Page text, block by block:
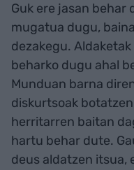
Guk ere jasan behar
mugatua dugu,
dezakegu.
beharko dugu ahal
Munduan barna
diskurtsoak
herritarren baitan
hartu behar dute.
deus aldatzen itsua,